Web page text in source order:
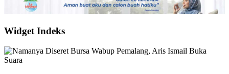
Widget Indeks